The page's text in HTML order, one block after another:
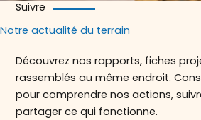
Suivre
Notre actualité du terrain
Découvrez nos rapports, fiches
rassemblés au même endroit.
pour comprendre nos actions,
partager ce qui fonctionne.